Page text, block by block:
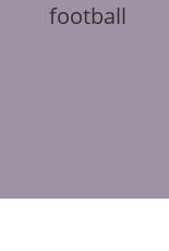
football